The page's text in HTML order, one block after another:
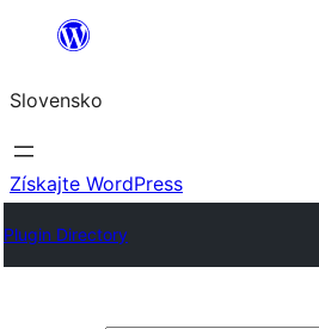
Prejsť
obsah
Slovensko
Získajte WordPress
Plugin Directory